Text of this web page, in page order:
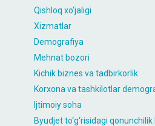
Qishloq xo‘jaligi
Xizmatlar
Demografiya
Mehnat bozori
Kichik biznes va tadbirkorlik
Korxona va tashkilotlar
Ijtimoiy soha
Byudjet to‘g‘risidagi